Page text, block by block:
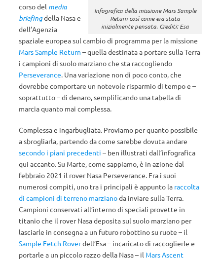
Infografica della missione Mars Sample
Return così come era stata
inizialmente pensata. Crediti: Esa
corso del media
briefingdella Nasa e
dell’Agenzia
spaziale europea sul cambio di programma per la missione
Mars Sample Return – quella destinata a portare sulla Terra
i campioni di suolo marziano che sta raccogliendo
Perseverance. Una variazione non di poco conto, che
dovrebbe comportare un notevole risparmio di tempo e –
soprattutto – di denaro, semplificando una tabella di
marcia quanto mai complessa.
Complessa e ingarbugliata. Proviamo per quanto possibile
a sbrogliarla, partendo da come sarebbe dovuta andare
secondo i piani precedenti – ben illustrati dall’infografica
qui accanto. Su Marte, come sappiamo, è in azione dal
febbraio 2021 il rover Nasa Perseverance. Fra i suoi
numerosi compiti, uno tra i principali è appunto la raccolta
di campioni di terreno marzianoda inviare sulla Terra.
Campioni conservati all’interno di speciali provette in
titanio che il rover Nasa deposita sul suolo marziano per
lasciarle in consegna a un futuro robottino su ruote – il
Sample Fetch Roverdell’Esa – incaricato di raccoglierle e
portarle a un piccolo razzo della Nasa – il Mars Ascent